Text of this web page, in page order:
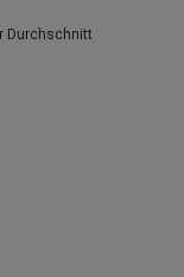
Durchschnitt